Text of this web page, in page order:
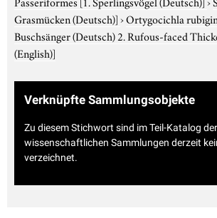
Grasmücken (Deutsch)]›Ortygocichla
Buschsänger (Deutsch) 2. Rufous-faced
(English)]
Verknüpfte Sammlungsobjekte
Zu diesem Stichwort sind im Teil-Katalog der
wissenschaftlichen Sammlungen derzeit
verzeichnet.